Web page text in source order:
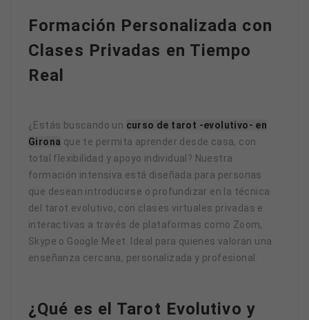
Formación Personalizada con
Clases Privadas en Tiempo
Real
¿Estás buscando un curso de tarot -evolutivo- en
Girona que te permita aprender desde casa, con
total flexibilidad y apoyo individual? Nuestra
formación intensiva está diseñada para personas
que desean introducirse o profundizar en la técnica
del tarot evolutivo, con clases virtuales privadas e
interactivas a través de plataformas como Zoom,
Skype o Google Meet. Ideal para quienes valoran una
enseñanza cercana, personalizada y profesional.
¿Qué es el Tarot Evolutivo y